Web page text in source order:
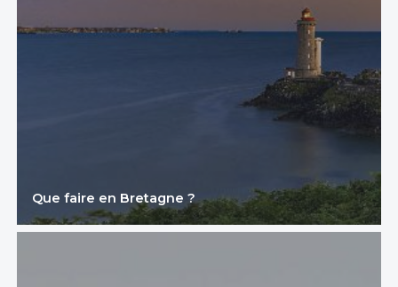
Que faire en Bretagne ?